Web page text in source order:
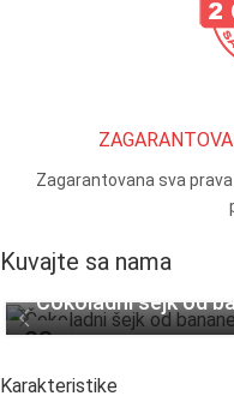
Zagarantovana sva
Kuvajte sa nama
08
Čokoladni šejk od
Karakteristike